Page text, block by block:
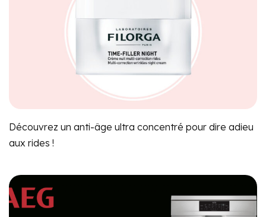
Découvrez un anti-âge ultra concentré pour dire adieu
aux rides !